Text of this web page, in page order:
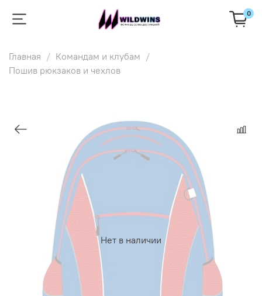
0
Главная
Командам и клубам
Пошив рюкзаков и чехлов
Нет в наличии